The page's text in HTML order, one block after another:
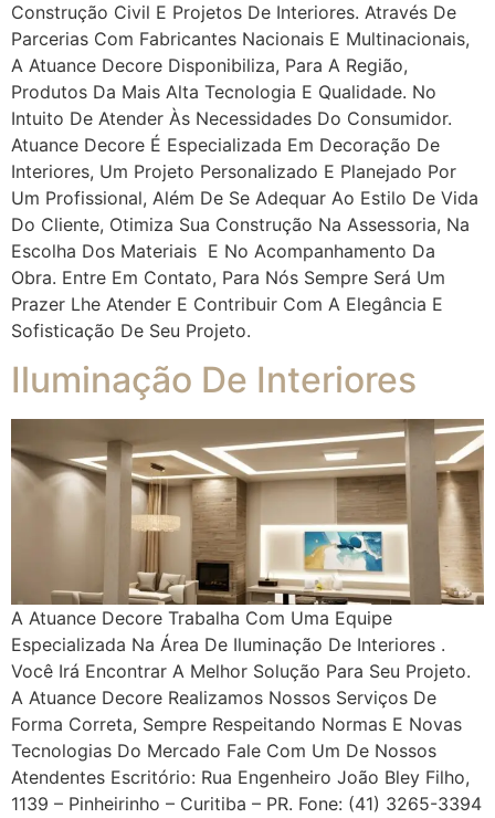
Construção Civil E Projetos De Interiores. Através De
Parcerias Com Fabricantes Nacionais E Multinacionais,
A Atuance Decore Disponibiliza, Para A Região,
Produtos Da Mais Alta Tecnologia E Qualidade. No
Intuito De Atender Às Necessidades Do Consumidor.
Atuance Decore É Especializada Em Decoração De
Interiores, Um Projeto Personalizado E Planejado Por
Um Profissional, Além De Se Adequar Ao Estilo De Vida
Do Cliente, Otimiza Sua Construção Na Assessoria, Na
Escolha Dos Materiais E No Acompanhamento Da
Obra. Entre Em Contato, Para Nós Sempre Será Um
Prazer Lhe Atender E Contribuir Com A Elegância E
Sofisticação De Seu Projeto.
Iluminação De Interiores
A Atuance Decore Trabalha Com Uma Equipe
Especializada Na Área De Iluminação De Interiores .
Você Irá Encontrar A Melhor Solução Para Seu Projeto.
A Atuance Decore Realizamos Nossos Serviços De
Forma Correta, Sempre Respeitando Normas E Novas
Tecnologias Do Mercado Fale Com Um De Nossos
Atendentes Escritório: Rua Engenheiro João Bley Filho,
1139 – Pinheirinho – Curitiba – PR. Fone: (41) 3265-3394